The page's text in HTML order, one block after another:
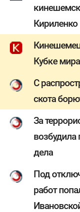
Кириленко
Кубке
С
скота
За
возбудила
дела
Под
работ